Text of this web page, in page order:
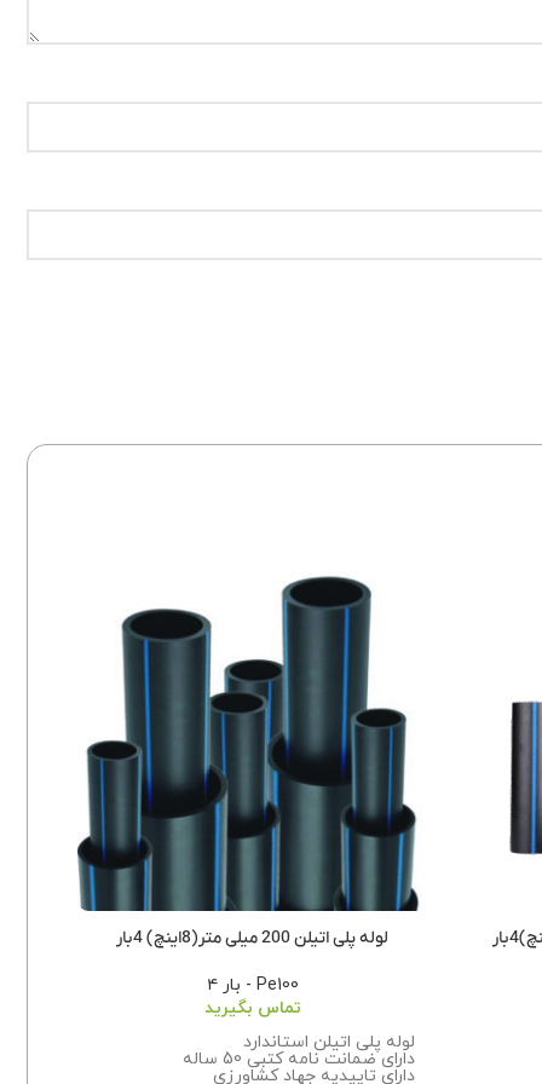
لوله پلی اتیلن 200 میلی متر(8اینچ) 4بار
Pe100 - بار ۴
تماس بگیرید
لوله پلی اتیلن استاندارد
دارای ضمانت نامه کتبی 50 ساله
دارای تاییدیه جهاد کشاورزی